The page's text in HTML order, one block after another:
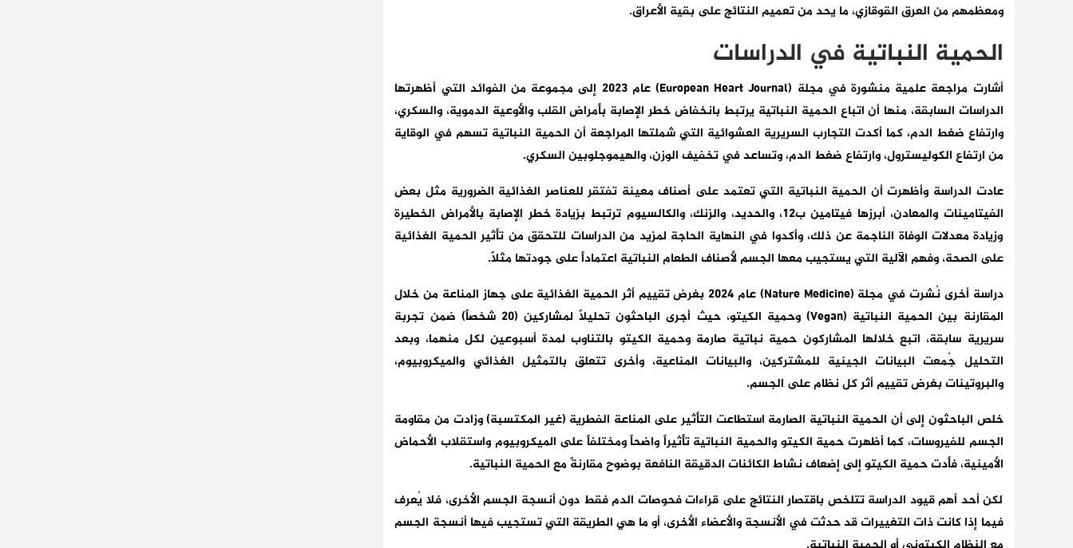
ومعظمهم من العرق القوقازي، ما يحد من تعميم النتائج على بقية الأعراق.
الحمية النباتية في الدراسات
أشارت مراجعة علمية منشورة في مجلة (European Heart Journal) عام 2023 إلى مجموعة من الفوائد التي أظهرتها
الدراسات السابقة، منها أن اتباع الحمية النباتية يرتبط بانخفاض خطر الإصابة بأمراض القلب والأوعية الدموية، والسكري،
وارتفاع ضغط الدم، كما أكدت التجارب السريرية العشوائية التي شملتها المراجعة أن الحمية النباتية تسهم في الوقاية
من ارتفاع الكوليسترول، وارتفاع ضغط الدم، وتساعد في تخفيف الوزن، والهيموجلوبين السكري.
عادت الدراسة وأظهرت أن الحمية النباتية التي تعتمد على أصناف معينة تفتقر للعناصر الغذائية الضرورية مثل بعض
الفيتامينات والمعادن، أبرزها فيتامين ب12، والحديد، والزنك، والكالسيوم ترتبط بزيادة خطر الإصابة بالأمراض الخطيرة
وزيادة معدلات الوفاة الناجمة عن ذلك، وأكدوا في النهاية الحاجة لمزيد من الدراسات للتحقق من تأثير الحمية الغذائية
على الصحة، وفهم الآلية التي يستجيب معها الجسم لأصناف الطعام النباتية اعتماداً على جودتها مثلاً.
دراسة أخرى نُشرت في مجلة (Nature Medicine) عام 2024 بغرض تقييم أثر الحمية الغذائية على جهاز المناعة من خلال
المقارنة بين الحمية النباتية (Vegan) وحمية الكيتو، حيث أجرى الباحثون تحليلاً لمشاركين (20 شخصاً) ضمن تجربة
سريرية سابقة، اتبع خلالها المشاركون حمية نباتية صارمة وحمية الكيتو بالتناوب لمدة أسبوعين لكل منهما، وبعد
التحليل جُمعت البيانات الجينية للمشتركين، والبيانات المناعية، وأخرى تتعلق بالتمثيل الغذائي والميكروبيوم،
والبروتينات بغرض تقييم أثر كل نظام على الجسم.
خلص الباحثون إلى أن الحمية النباتية الصارمة استطاعت التأثير على المناعة الفطرية (غير المكتسبة) وزادت من مقاومة
الجسم للفيروسات، كما أظهرت حمية الكيتو والحمية النباتية تأثيراً واضحاً ومختلفاً على الميكروبيوم واستقلاب الأحماض
الأمينية، فأدت حمية الكيتو إلى إضعاف نشاط الكائنات الدقيقة النافعة بوضوح مقارنةً مع الحمية النباتية.
لكن أحد أهم قيود الدراسة تتلخص باقتصار النتائج على قراءات فحوصات الدم فقط دون أنسجة الجسم الأخرى، فلا يُعرف
فيما إذا كانت ذات التغييرات قد حدثت في الأنسجة والأعضاء الأخرى، أو ما هي الطريقة التي تستجيب فيها أنسجة الجسم